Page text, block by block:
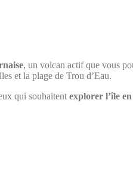
, un volcan actif que vous
et la plage de Trou d’Eau.
qui souhaitent explorer l’île